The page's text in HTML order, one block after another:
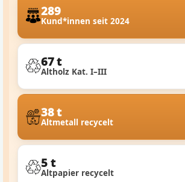
289
Kund*innen seit 2024
67 t
Altholz Kat. I–III
38 t
Altmetall recycelt
5 t
Altpapier recycelt